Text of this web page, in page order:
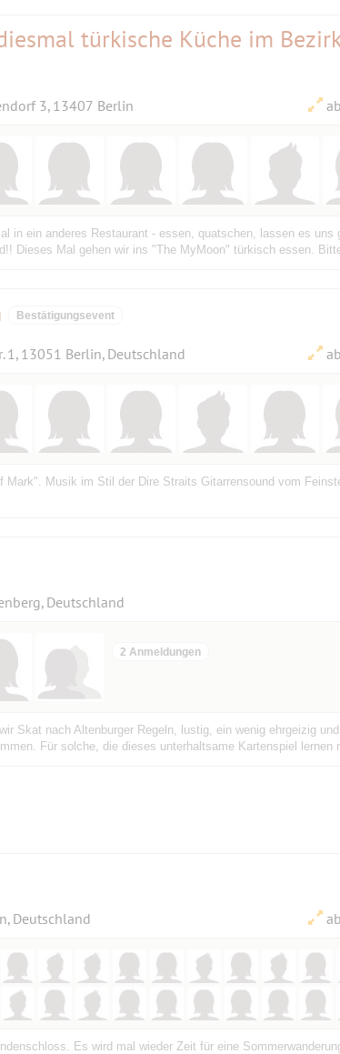
türkische Küche im
3, 13407 Berlin
in ein anderes Restaurant - essen, quatschen, lassen es
Dieses Mal gehen wir ins "The MyMoon" türkisch essen.
Bestätigungsevent
1, 13051 Berlin, Deutschland
Musik im Stil der Dire Straits Gitarrensound vom
Deutschland
2 Anmeldungen
Skat nach Altenburger Regeln, lustig, ein wenig ehrgeizig
Für solche, die dieses unterhaltsame Kartenspiel lernen
Deutschland
Es wird mal wieder Zeit für eine